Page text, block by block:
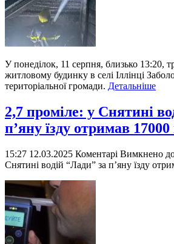
У понеділок, 11 серпня, близько 13:20,
житловому будинку в селі Іллінці
територіальної громади. Детальніше
2,7 проміле: у Снятині
п’яну їзду отримав
15:27 12.03.2025 Коментарі Вимкнено
Снятині водій “Лади” за п’яну їзду